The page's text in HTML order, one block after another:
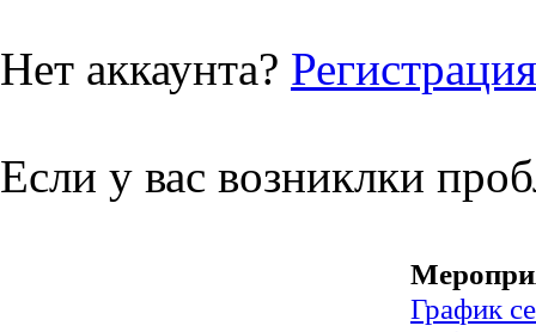
Нет аккаунта? Регистрация
Если у вас возниклки
График